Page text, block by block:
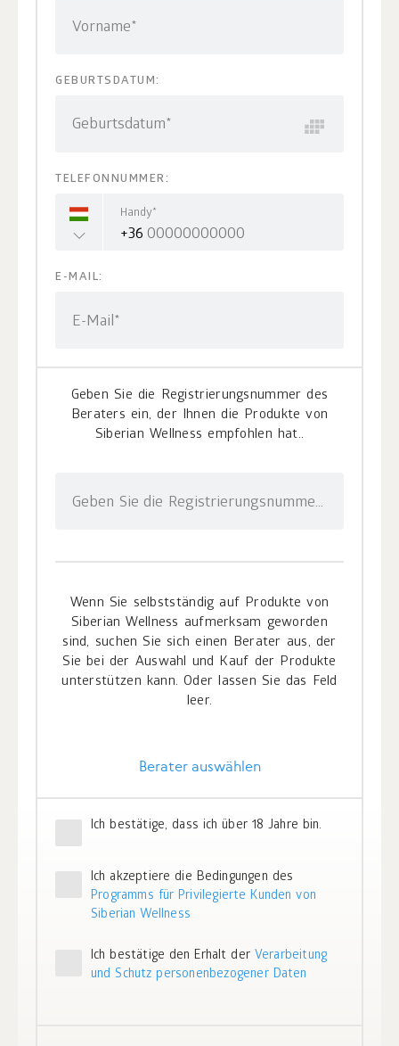
Vorname*
GEBURTSDATUM:
Geburtsdatum*
TELEFONNUMMER:
Handy*
+36
E-MAIL:
E-Mail*
Geben Sie die Registrierungsnummer des
Beraters ein, der Ihnen die Produkte von
Siberian Wellness empfohlen hat..
Geben Sie die Registrierungsnummer ein
Wenn Sie selbstständig auf Produkte von
Siberian Wellness aufmerksam geworden
sind, suchen Sie sich einen Berater aus, der
Sie bei der Auswahl und Kauf der Produkte
unterstützen kann. Oder lassen Sie das Feld
leer.
Berater auswählen
Ich bestätige, dass ich über 18 Jahre bin.
Ich akzeptiere die Bedingungen des
Programms für Privilegierte Kunden von
Siberian Wellness
Ich bestätige den Erhalt der Verarbeitung
und Schutz personenbezogener Daten